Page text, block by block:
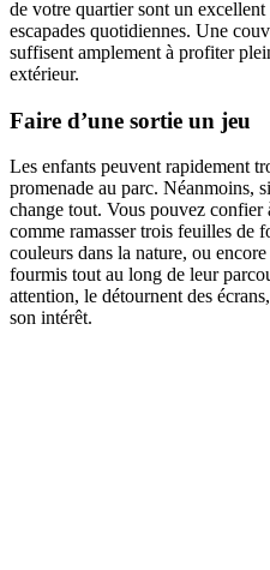
de votre quartier sont un
escapades quotidiennes. Une
suffisent amplement à profiter
extérieur.
Faire d’une sortie un jeu
Les enfants peuvent rapidement
promenade au parc. Néanmoins,
change tout. Vous pouvez confier
comme ramasser trois feuilles de
couleurs dans la nature, ou
fourmis tout au long de leur
attention, le détournent des
son intérêt.